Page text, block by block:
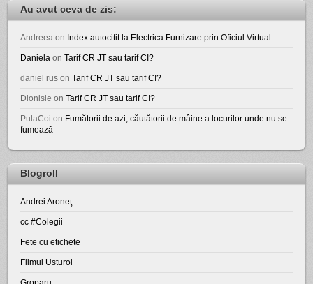
Au avut ceva de zis:
Andreea on Index autocitit la Electrica Furnizare prin Oficiul Virtual
Daniela onTarif CR JT sau tarif CI?
daniel rus onTarif CR JT sau tarif CI?
Dionisie onTarif CR JT sau tarif CI?
PulaCoi on Fumătorii de azi, căutătorii de mâine a locurilor unde nu se
fumează
Blogroll
Andrei Aroneţ
cc #Colegii
Fete cu etichete
Filmul Usturoi
Groparu